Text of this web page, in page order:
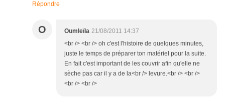
Répondre
O Oumleïla 21/08/2011 14:37
<br /> <br /> oh c'est l'histoire de quelques minutes,
juste le temps de préparer ton matériel pour la suite.
En fait c'est important de les couvrir afin qu'elle ne
sèche pas car il y a de la<br /> levure.<br /> <br />
<br /> <br />